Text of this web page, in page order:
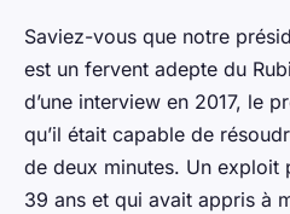
Saviez-vous que notre
est un fervent adepte du
d’une interview en 2017, le
qu’il était capable de
de deux minutes. Un exploit
39 ans et qui avait appris à